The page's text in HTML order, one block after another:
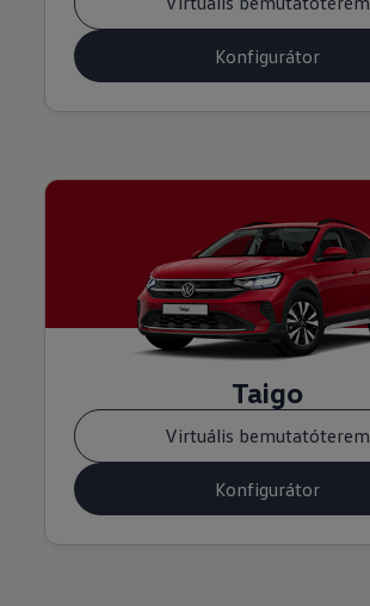
Konfigurátor
Taigo
Virtuális bemutatóterem
Konfigurátor